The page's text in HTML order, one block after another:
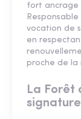
fort ancrage
vocation de
en
proche de la
La Forêt